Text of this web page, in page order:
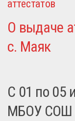
аттестатов
О выдаче
с. Маяк
C 01 по 05
МБОУ СОШ